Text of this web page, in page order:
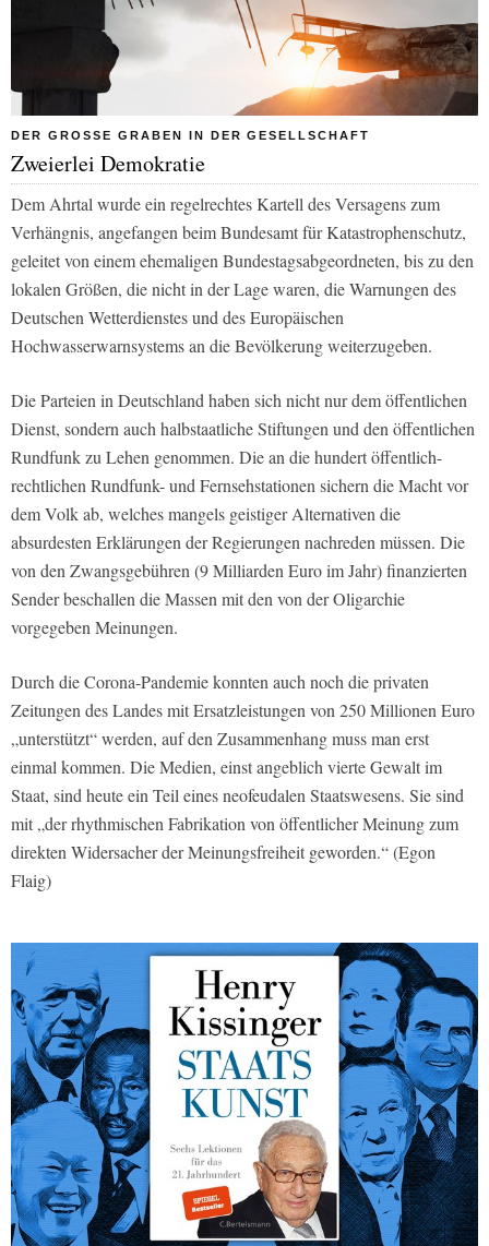
DER GROSSE GRABEN IN DER GESELLSCHAFT
Zweierlei Demokratie
Dem Ahrtal wurde ein regelrechtes Kartell des Versagens zum
Verhängnis, angefangen beim Bundesamt für Katastrophenschutz,
geleitet von einem ehemaligen Bundestagsabgeordneten, bis zu den
lokalen Größen, die nicht in der Lage waren, die Warnungen des
Deutschen Wetterdienstes und des Europäischen
Hochwasserwarnsystems an die Bevölkerung weiterzugeben.
Die Parteien in Deutschland haben sich nicht nur dem öffentlichen
Dienst, sondern auch halbstaatliche Stiftungen und den öffentlichen
Rundfunk zu Lehen genommen. Die an die hundert öffentlich-
rechtlichen Rundfunk- und Fernsehstationen sichern die Macht vor
dem Volk ab, welches mangels geistiger Alternativen die
absurdesten Erklärungen der Regierungen nachreden müssen. Die
von den Zwangsgebühren (9 Milliarden Euro im Jahr) finanzierten
Sender beschallen die Massen mit den von der Oligarchie
vorgegeben Meinungen.
Durch die Corona-Pandemie konnten auch noch die privaten
Zeitungen des Landes mit Ersatzleistungen von 250 Millionen Euro
„unterstützt“ werden, auf den Zusammenhang muss man erst
einmal kommen. Die Medien, einst angeblich vierte Gewalt im
Staat, sind heute ein Teil eines neofeudalen Staatswesens. Sie sind
mit „der rhythmischen Fabrikation von öffentlicher Meinung zum
direkten Widersacher der Meinungsfreiheit geworden.“ (Egon
Flaig)